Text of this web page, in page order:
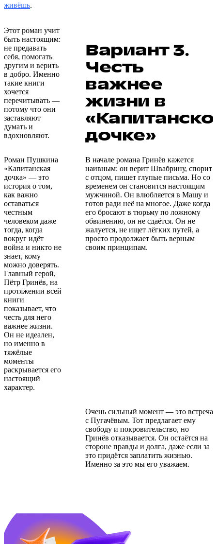
живёшь.
Этот роман учит
быть настоящим:
не предавать
себя, помогать
другим и верить
в добро. Именно
такие книги
хочется
перечитывать —
потому что они
заставляют
думать и
вдохновляют.
Вариант 3.
Честь
важнее
жизни в
дочке»
Роман Пушкина
«Капитанская
дочка» — это
история о том,
как важно
оставаться
честным
человеком даже
тогда, когда
вокруг идёт
война и никто не
знает, кому
можно доверять.
Главный герой,
Пётр Гринёв, на
протяжении всей
книги
показывает, что
честь для него
важнее жизни.
Он не идеален,
но именно в
тяжёлые
моменты
раскрывается его
настоящий
характер.
В начале романа Гринёв кажется
наивным: он верит Швабрину, спорит
с отцом, пишет глупые письма. Но со
временем он становится настоящим
мужчиной. Он влюбляется в Машу и
готов ради неё на многое. Даже когда
его бросают в тюрьму по ложному
обвинению, он не сдаётся. Он не
жалуется, не ищет лёгких путей, а
просто продолжает быть верным
своим принципам.
Очень сильный момент — это встреча
с Пугачёвым. Тот предлагает ему
свободу и покровительство, но
Гринёв отказывается. Он остаётся на
стороне правды и долга, даже если за
это придётся заплатить жизнью.
Именно за это мы его уважаем.